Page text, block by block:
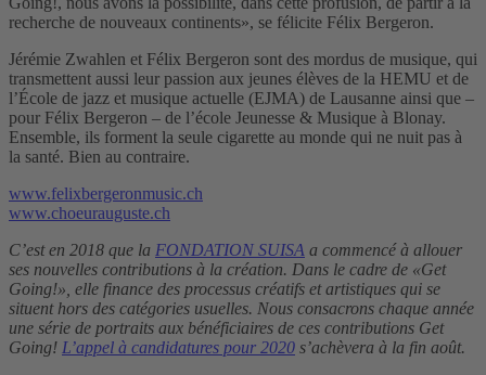
recherche de nouveaux continents», se félicite Félix Bergeron.
Jérémie Zwahlen et Félix Bergeron sont des mordus de musique, qui
transmettent aussi leur passion aux jeunes élèves de la HEMU et de
l’École de jazz et musique actuelle (EJMA) de Lausanne ainsi que –
pour Félix Bergeron – de l’école Jeunesse & Musique à Blonay.
Ensemble, ils forment la seule cigarette au monde qui ne nuit pas à
la santé. Bien au contraire.
www.felixbergeronmusic.ch
www.choeurauguste.ch
C’est en 2018 que la FONDATION SUISA a commencé à allouer
ses nouvelles contributions à la création. Dans le cadre de «Get
Going!», elle finance des processus créatifs et artistiques qui se
situent hors des catégories usuelles. Nous consacrons chaque année
une série de portraits aux bénéficiaires de ces contributions Get
Going! L’appel à candidatures pour 2020 s’achèvera à la fin août.